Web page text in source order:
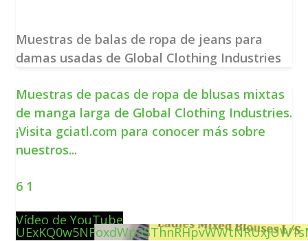
Muestras de balas de ropa de jeans para
damas usadas de Global Clothing Industries
Muestras de pacas de ropa de blusas mixtas
de manga larga de Global Clothing Industries.
¡Visita gciatl.com para conocer más sobre
nuestros...
6 1
Vídeo de YouTube